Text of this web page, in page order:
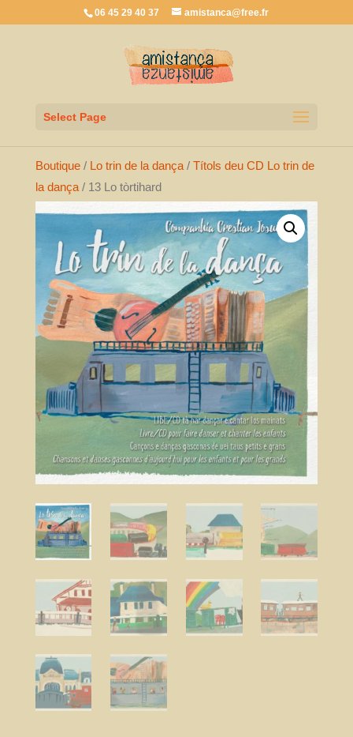
06 45 29 40 37 amistanca@free.fr
Select Page
Boutique/ Lo trin de la dança/ Títols deu CD Lo trin de
la dança/ 13 Lo tòrtihard